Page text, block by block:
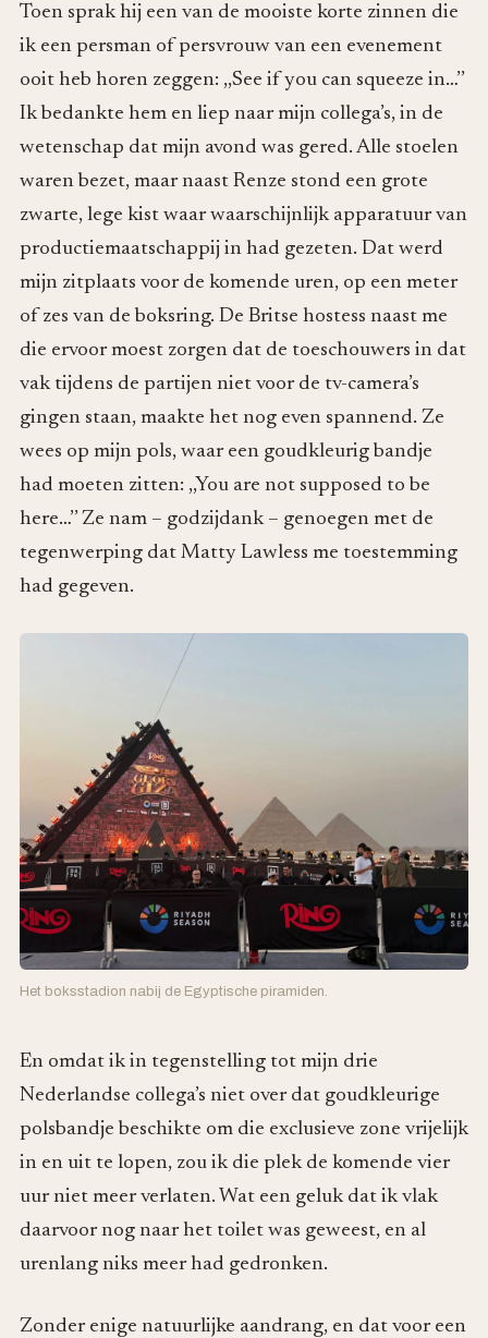
Toen sprak hij een van de mooiste korte zinnen die
ik een persman of persvrouw van een evenement
ooit heb horen zeggen: ,,See if you can squeeze in…’’
Ik bedankte hem en liep naar mijn collega’s, in de
wetenschap dat mijn avond was gered. Alle stoelen
waren bezet, maar naast Renze stond een grote
zwarte, lege kist waar waarschijnlijk apparatuur van
productiemaatschappij in had gezeten. Dat werd
mijn zitplaats voor de komende uren, op een meter
of zes van de boksring. De Britse hostess naast me
die ervoor moest zorgen dat de toeschouwers in dat
vak tijdens de partijen niet voor de tv-camera’s
gingen staan, maakte het nog even spannend. Ze
wees op mijn pols, waar een goudkleurig bandje
had moeten zitten: ,,You are not supposed to be
here…’’ Ze nam – godzijdank – genoegen met de
tegenwerping dat Matty Lawless me toestemming
had gegeven.
Het boksstadion nabij de Egyptische piramiden.
En omdat ik in tegenstelling tot mijn drie
Nederlandse collega’s niet over dat goudkleurige
polsbandje beschikte om die exclusieve zone vrijelijk
in en uit te lopen, zou ik die plek de komende vier
uur niet meer verlaten. Wat een geluk dat ik vlak
daarvoor nog naar het toilet was geweest, en al
urenlang niks meer had gedronken.
Zonder enige natuurlijke aandrang, en dat voor een